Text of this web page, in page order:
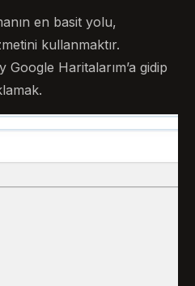
en basit yolu,
kullanmaktır.
Google Haritalarım’a gidip